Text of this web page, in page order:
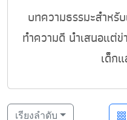
บทความธรรมะสำหรั
ทำความดี นำเสนอแต่
เด็ก
เรียงลำดับ